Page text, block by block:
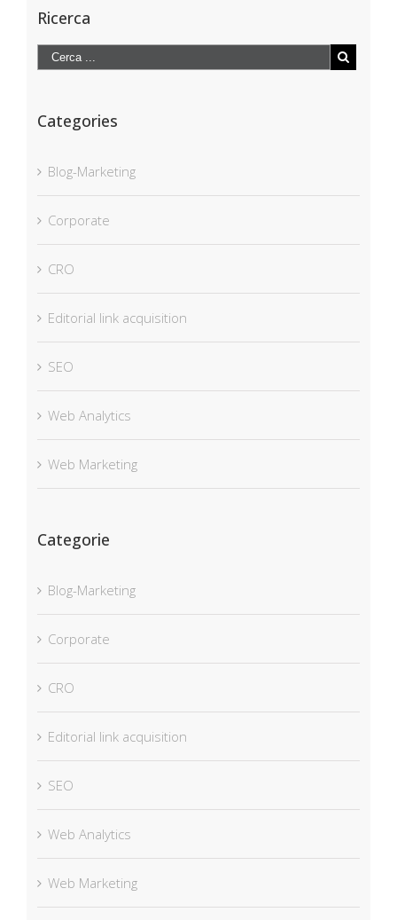
Ricerca
Categories
Blog-Marketing
Corporate
CRO
Editorial link acquisition
SEO
Web Analytics
Web Marketing
Categorie
Blog-Marketing
Corporate
CRO
Editorial link acquisition
SEO
Web Analytics
Web Marketing